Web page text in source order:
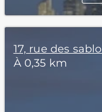
17, rue des
À 0,35 km